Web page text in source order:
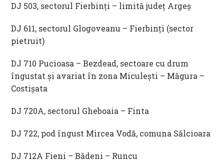
DJ 503, sectorul Fierbinți – limită județ Argeș
DJ 611, sectorul Glogoveanu – Fierbinți (sector
pietruit)
DJ 710 Pucioasa – Bezdead, sectoare cu drum
îngustat și avariat în zona Miculești – Măgura –
Costișata
DJ 720A, sectorul Gheboaia – Finta
DJ 722, pod îngust Mircea Vodă, comuna Sălcioara
DJ 712A Fieni – Bădeni – Runcu